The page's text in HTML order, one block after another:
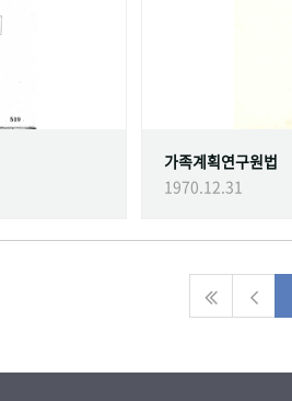
가족계획연구원법
1970.12.31